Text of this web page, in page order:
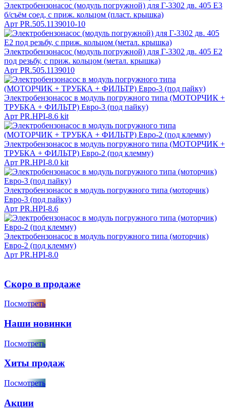
Электробензонасос (модуль погружной) для Г-3302 дв. 405 Е3
б/съём соед, с приж. кольцом (пласт. крышка)
Арт PR.505.1139010-10
Электробензонасос (модуль погружной) для Г-3302 дв. 405 Е2
под резьбу, с приж. кольцом (метал. крышка)
Арт PR.505.1139010
Электробензонасос в модуль погружного типа (МОТОРЧИК +
ТРУБКА + ФИЛЬТР) Евро-3 (под пайку)
Арт PR.HPI-8.6 kit
Электробензонасос в модуль погружного типа (МОТОРЧИК +
ТРУБКА + ФИЛЬТР) Евро-2 (под клемму)
Арт PR.HPI-8.0 kit
Электробензонасос в модуль погружного типа (моторчик)
Евро-3 (под пайку)
Арт PR.HPI-8.6
Электробензонасос в модуль погружного типа (моторчик)
Евро-2 (под клемму)
Арт PR.HPI-8.0
Скоро в продаже
Посмотреть
Наши новинки
Посмотреть
Хиты продаж
Посмотреть
Акции